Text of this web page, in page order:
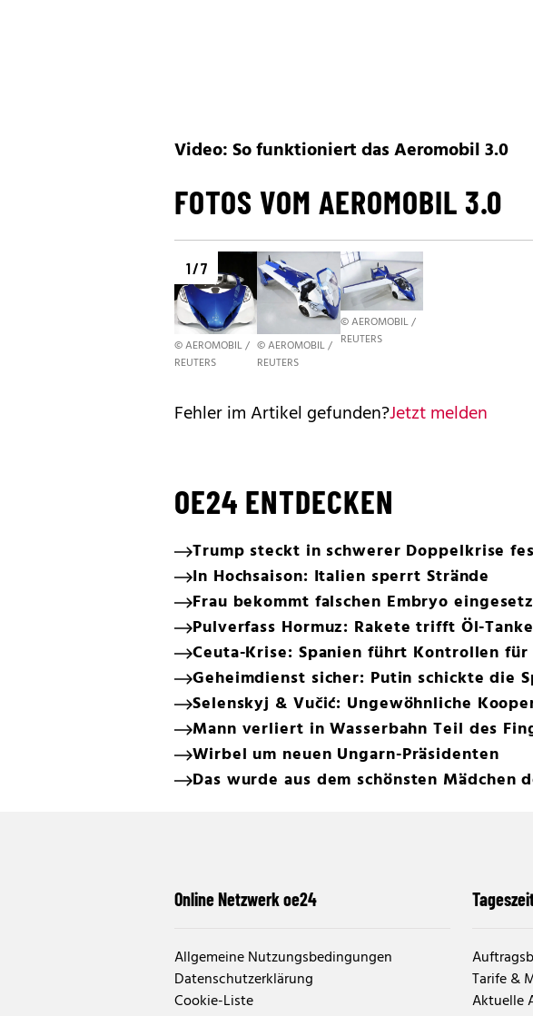
Video: So funktioniert das Aeromobil 3.0
FOTOS VOM AEROMOBIL 3.0
1 / 7
© AEROMOBIL /
REUTERS
© AEROMOBIL /
REUTERS
© AEROMOBIL /
REUTERS
Fehler im Artikel gefunden?Jetzt melden
OE24 ENTDECKEN
Trump steckt in schwerer Doppelkrise
In Hochsaison: Italien sperrt Strände
Frau bekommt falschen Embryo
Pulverfass Hormuz: Rakete trifft Öl-
Ceuta-Krise: Spanien führt Kontrollen
Geheimdienst sicher: Putin schickte die
Selenskyj & Vučić: Ungewöhnliche
Mann verliert in Wasserbahn Teil des
Wirbel um neuen Ungarn-Präsidenten
Das wurde aus dem schönsten Mädchen
Online Netzwerk oe24
Allgemeine Nutzungsbedingungen
Datenschutzerklärung
Cookie-Liste
Tarife &
Aktuelle